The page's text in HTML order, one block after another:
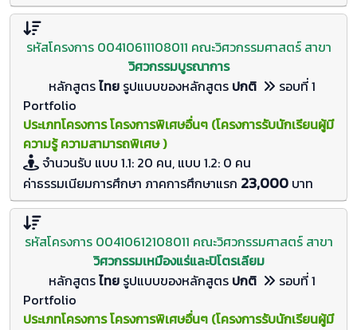
รหัสโครงการ 00410611108011 คณะวิศวกรรมศาสตร์ สาขา
วิศวกรรมบูรณาการ
หลักสูตรไทย รูปแบบของหลักสูตร ปกติ
รอบที่ 1
Portfolio
ประเภทโครงการ โครงการพิเศษอื่นๆ (โครงการรับนักเรียนผู้มี
ความรู้ ความสามารถพิเศษ )
จำนวนรับ แบบ 1.1: 20 คน, แบบ 1.2: 0 คน
ค่าธรรมเนียมการศึกษา ภาคการศึกษาแรก 23,000 บาท
รหัสโครงการ 00410612108011 คณะวิศวกรรมศาสตร์ สาขา
วิศวกรรมเหมืองแร่และปิโตรเลียม
หลักสูตรไทย รูปแบบของหลักสูตร ปกติ
รอบที่ 1
Portfolio
ประเภทโครงการ โครงการพิเศษอื่นๆ (โครงการรับนักเรียนผู้มี